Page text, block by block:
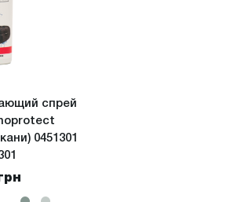
спрей
0451301